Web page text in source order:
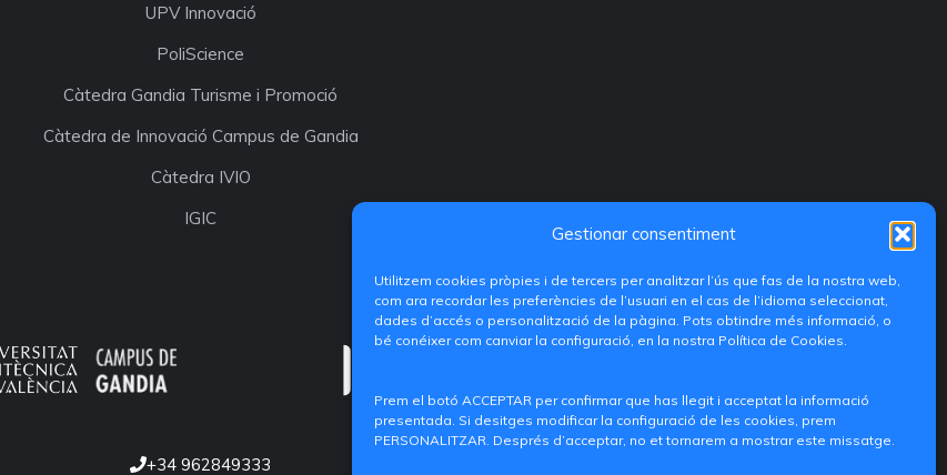
Gestionar consentiment
Utilitzem cookies pròpies i de tercers per analitzar l’ús que fas de la nostra web,
com ara recordar les preferències de l’usuari en el cas de l’idioma seleccionat,
dades d’accés o personalització de la pàgina. Pots obtindre més informació, o
bé conéixer com canviar la configuració, en la nostra Política de Cookies.
Prem el botó ACCEPTAR per confirmar que has llegit i acceptat la informació
presentada. Si desitges modificar la configuració de les cookies, prem
PERSONALITZAR. Després d’acceptar, no et tornarem a mostrar este missatge.
UPV Innovació
PoliScience
Càtedra Gandia Turisme i Promoció
Càtedra de Innovació Campus de Gandia
Càtedra IVIO
IGIC
+34 962849333